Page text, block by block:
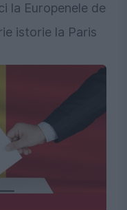
la Europenele de
istorie la Paris